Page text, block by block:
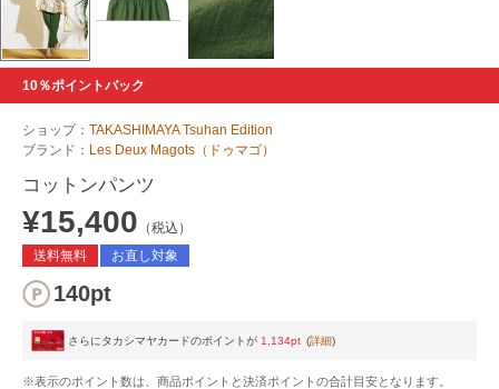
10％ポイントバック
ショップ： TAKASHIMAYA Tsuhan Edition
ブランド： Les Deux Magots（ドゥマゴ）
コットンパンツ
¥15,400 （税込）
送料無料
お直し対象
140pt
さらにタカシマヤカードのポイントが 1,134pt (詳細)
※表示のポイント数は、商品ポイントと決済ポイントの合計目安となります。